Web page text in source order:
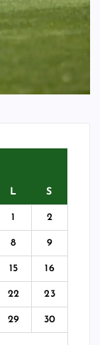
L S
1 2
8 9
15 16
22 23
29 30